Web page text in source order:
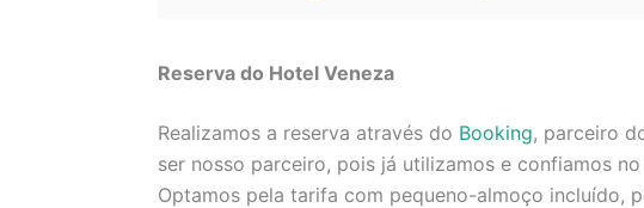
Reserva do Hotel Veneza
Realizamos a reserva através do Booking, parceiro
ser nosso parceiro, pois já utilizamos e confiamos
Optamos pela tarifa com pequeno-almoço incluído,